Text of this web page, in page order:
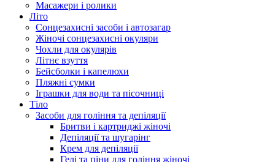
Масажери і ролики
Літо
Сонцезахисні засоби і автозагар
Жіночі сонцезахисні окуляри
Чохли для окулярів
Літнє взуття
Бейсболки і капелюхи
Пляжні сумки
Іграшки для води та пісочниці
Тіло
Засоби для гоління та депіляції
Бритви і картриджі жіночі
Депіляції та шугарінг
Крем для депіляції
Гелі та піни для гоління жіночі